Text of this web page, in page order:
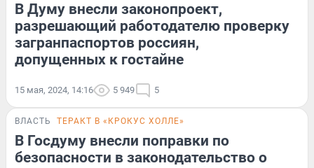
В Думу внесли законопроект,
разрешающий работодателю проверку
загранпаспортов россиян,
допущенных к гостайне
15 мая, 2024, 14:16 5 949 5
ВЛАСТЬ ТЕРАКТ В «КРОКУС ХОЛЛЕ»
В Госдуму внесли поправки по
безопасности в законодательство о